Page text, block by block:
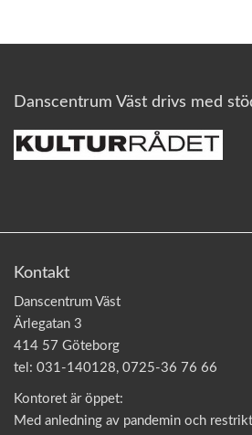
Danscentrum Väst drivs med
Kontakt
Danscentrum Väst
Ärlegatan 3
414 57 Göteborg
tel: 031-140128, 0725-36 76 66
Kontoret är öppet:
Med anledning av pandemin och